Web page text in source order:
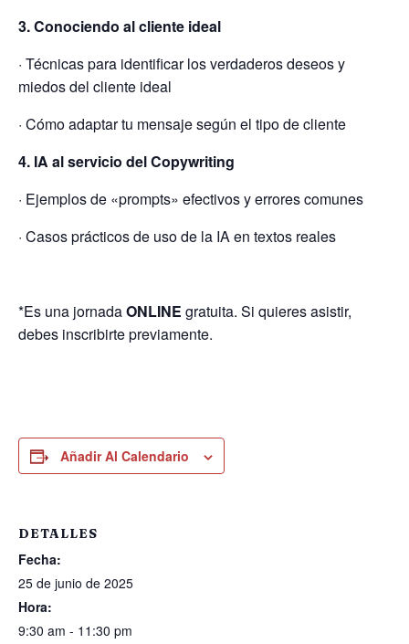
3. Conociendo al cliente ideal
· Técnicas para identificar los verdaderos deseos y
miedos del cliente ideal
· Cómo adaptar tu mensaje según el tipo de cliente
4. IA al servicio del Copywriting
· Ejemplos de «prompts» efectivos y errores comunes
· Casos prácticos de uso de la IA en textos reales
*Es una jornadaONLINE gratuita. Si quieres asistir,
debes inscribirte previamente.
Añadir Al Calendario
DETALLES
Fecha:
25 de junio de 2025
Hora:
9:30 am - 11:30 pm